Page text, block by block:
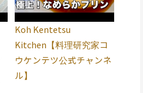
Koh Kentetsu
Kitchen【料理研究家コ
ウケンテツ公式チャンネ
ル】